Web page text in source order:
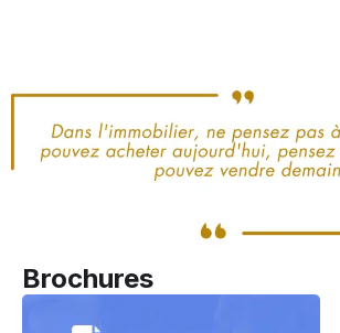
Brochures